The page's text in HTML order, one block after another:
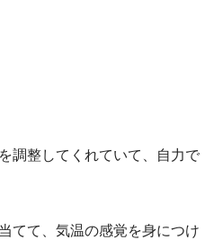
調整してくれていて、自力で
てて、気温の感覚を身につけ